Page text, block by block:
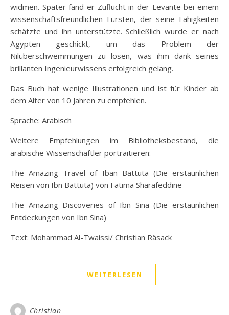
widmen. Später fand er Zuflucht in der Levante bei einem
wissenschaftsfreundlichen Fürsten, der seine Fähigkeiten
schätzte und ihn unterstützte. Schließlich wurde er nach
Ägypten geschickt, um das Problem der
Nilüberschwemmungen zu lösen, was ihm dank seines
brillanten Ingenieurwissens erfolgreich gelang.
Das Buch hat wenige Illustrationen und ist für Kinder ab
dem Alter von 10 Jahren zu empfehlen.
Sprache: Arabisch
Weitere Empfehlungen im Bibliotheksbestand, die
arabische Wissenschaftler portraitieren:
The Amazing Travel of Iban Battuta (Die erstaunlichen
Reisen von Ibn Battuta) von Fatima Sharafeddine
The Amazing Discoveries of Ibn Sina (Die erstaunlichen
Entdeckungen von Ibn Sina)
Text: Mohammad Al-Twaissi/ Christian Räsack
WEITERLESEN
Christian